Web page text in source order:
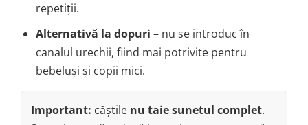
repetiții.
Alternativă la dopuri – nu se introduc în
canalul urechii, fiind mai potrivite pentru
bebeluși și copii mici.
Important: căștile nu taie sunetul complet.